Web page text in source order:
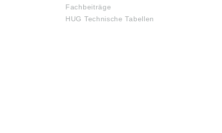
Fachbeiträge
HUG Technische Tabellen